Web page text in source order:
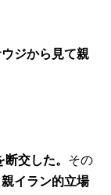
ジから見て親
交した。 その
親イラン的立場